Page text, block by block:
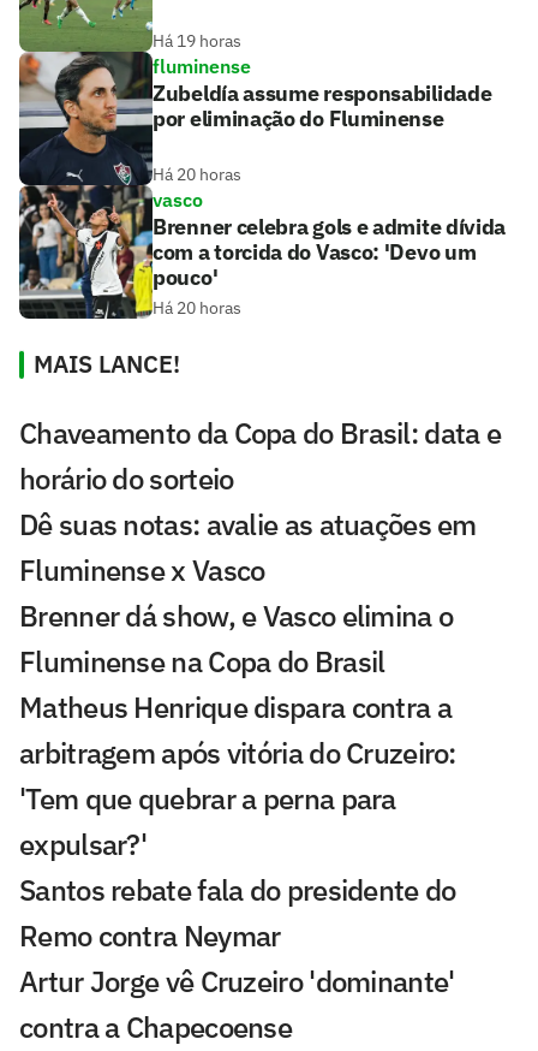
Há 19 horas
fluminense
Zubeldía assume responsabilidade
por eliminação do Fluminense
Há 20 horas
vasco
Brenner celebra gols e admite dívida
com a torcida do Vasco: 'Devo um
pouco'
Há 20 horas
MAIS LANCE!
Chaveamento da Copa do Brasil: data e
horário do sorteio
Dê suas notas: avalie as atuações em
Fluminense x Vasco
Brenner dá show, e Vasco elimina o
Fluminense na Copa do Brasil
Matheus Henrique dispara contra a
arbitragem após vitória do Cruzeiro:
'Tem que quebrar a perna para
expulsar?'
Santos rebate fala do presidente do
Remo contra Neymar
Artur Jorge vê Cruzeiro 'dominante'
contra a Chapecoense